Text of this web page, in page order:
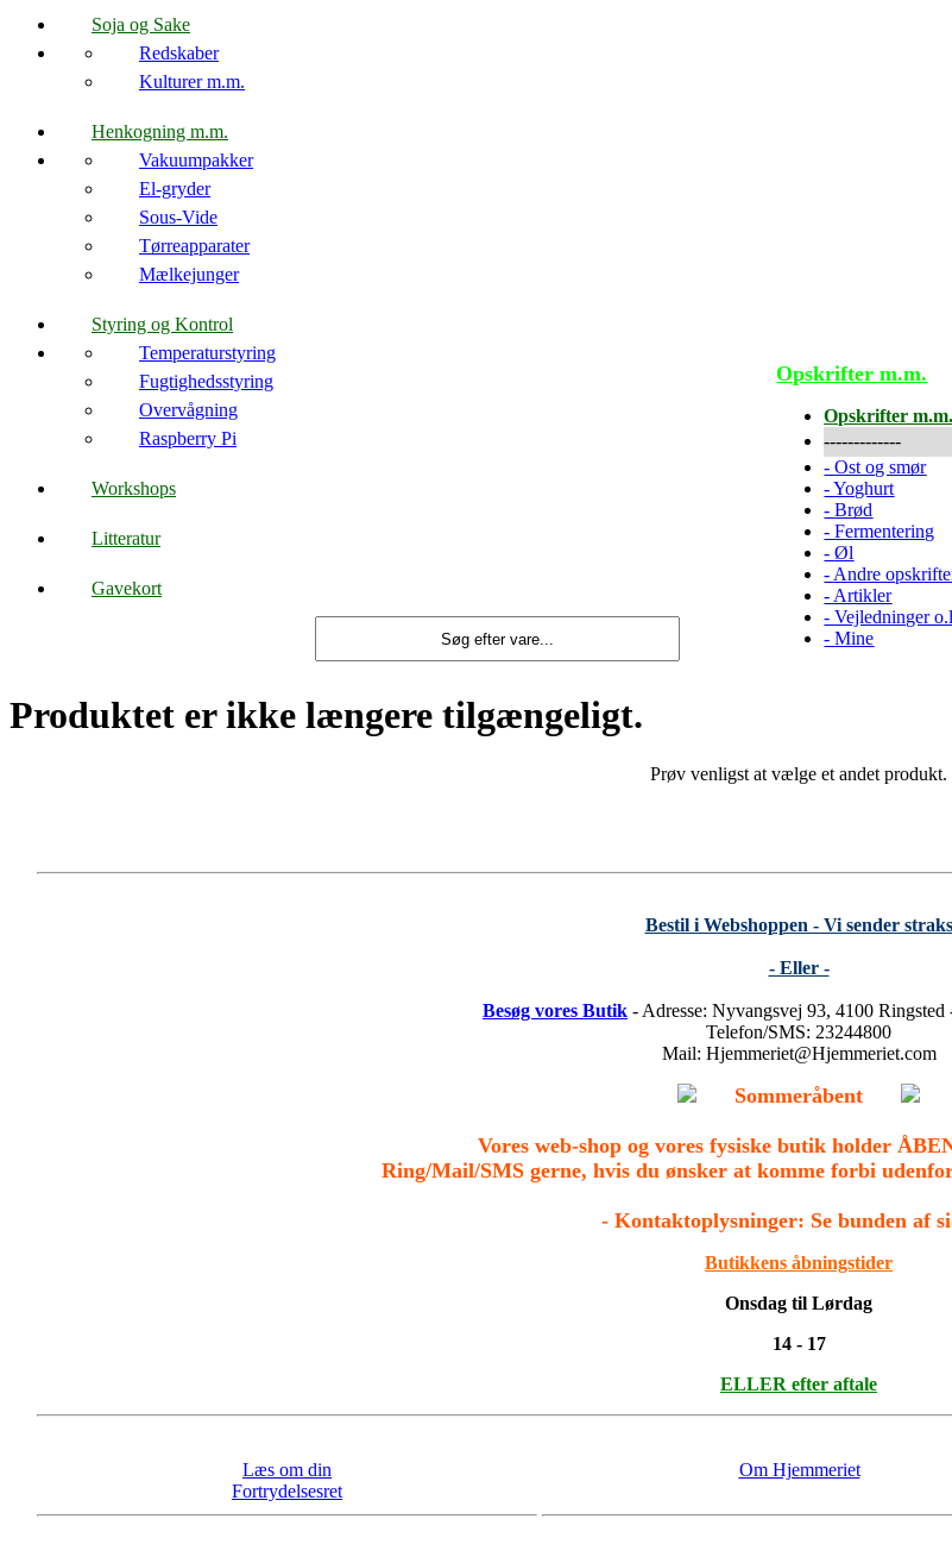
Soja og Sake
Redskaber
Kulturer m.m.
Henkogning m.m.
Vakuumpakker
El-gryder
Sous-Vide
Tørreapparater
Mælkejunger
Styring og Kontrol
Temperaturstyring
Fugtighedsstyring
Overvågning
Raspberry Pi
Workshops
Litteratur
Gavekort
Opskrifter m.m.
Opskrifter m.m.
-------------
-Ost og smør
-Yoghurt
-Brød
-Fermentering
-Øl
- Andre
- Artikler
-Vejledninger
-Mine
Produktet er ikke længere tilgængeligt.
Prøv venligst at vælge et andet produkt.
Bestil i Webshoppen - Vi sender straks
- Eller -
Besøg vores Butik - Adresse: Nyvangsvej 93, 4100 Ringsted
Telefon/SMS: 23244800
Mail: Hjemmeriet@Hjemmeriet.com
Sommeråbent
Vores web-shop og vores fysiske butik holder
Ring/Mail/SMS gerne, hvis du ønsker at komme forbi
- Kontaktoplysninger: Se bunden af
Butikkens åbningstider
Onsdag til Lørdag
14 - 17
ELLER efter aftale
Læs om din
Fortrydelsesret
Om Hjemmeriet